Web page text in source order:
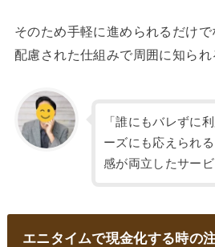
そのため手軽に進められるだけ
配慮された仕組みで周囲に知られ
「誰にもバレずに
ーズにも応えられ
感が両立したサービ
エニタイムで現金化する時の